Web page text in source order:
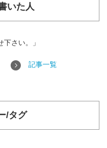
いた人
下さい。」
記事一覧
/タグ